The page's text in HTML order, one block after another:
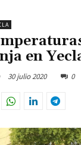
en
30 julio 2020 0